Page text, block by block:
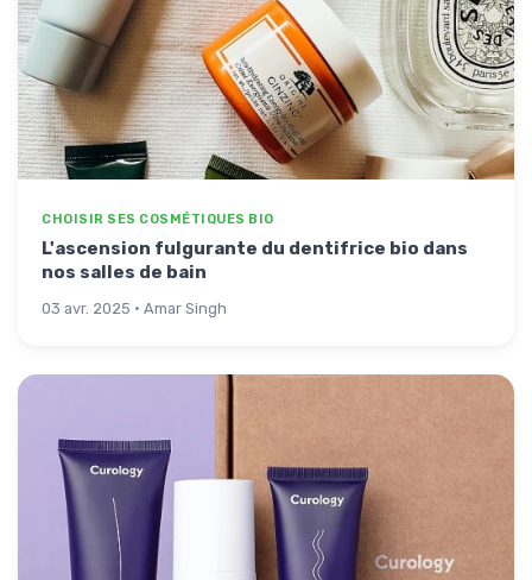
CHOISIR SES COSMÉTIQUES BIO
L'ascension fulgurante du dentifrice bio dans
nos salles de bain
03 avr. 2025 · Amar Singh